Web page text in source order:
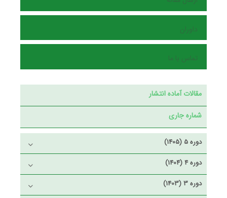
داوران
تماس با ما
مقالات آماده انتشار
شماره جاری
دوره 5 (1405)
دوره 4 (1404)
دوره 3 (1403)